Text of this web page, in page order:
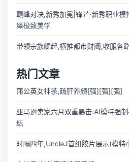
巅峰对决,新秀加冕|锋芒·新秀职业
绎极致美学
带领宗族崛起,横推都市财阀,收服各
热门文章
蒲公英女神茶,疏肝养颜[强][强][强]
亚马逊卖家六月双重暴击:AI模特强
结
时隔四年,UncleJ首组胶片展示(模特